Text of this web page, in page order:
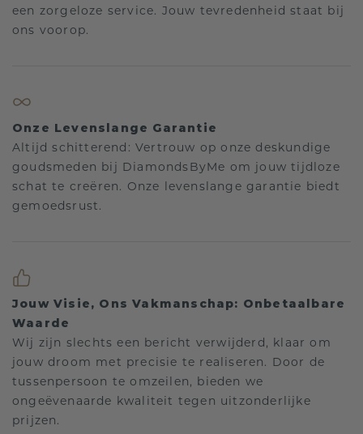
een zorgeloze service. Jouw tevredenheid staat bij
ons voorop.
Onze Levenslange Garantie
Altijd schitterend: Vertrouw op onze deskundige
goudsmeden bij DiamondsByMe om jouw tijdloze
schat te creëren. Onze levenslange garantie biedt
gemoedsrust.
Jouw Visie, Ons Vakmanschap: Onbetaalbare
Waarde
Wij zijn slechts een bericht verwijderd, klaar om
jouw droom met precisie te realiseren. Door de
tussenpersoon te omzeilen, bieden we
ongeëvenaarde kwaliteit tegen uitzonderlijke
prijzen.